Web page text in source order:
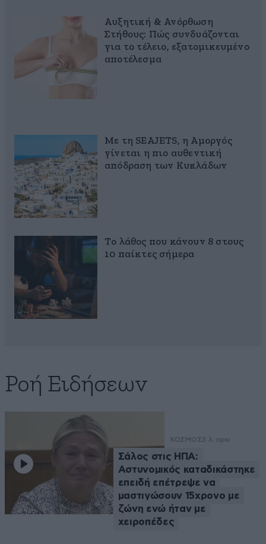
Αυξητική & Ανόρθωση
Στήθους: Πώς συνδυάζονται
για το τέλειο, εξατομικευμένο
αποτέλεσμα
Με τη SEAJETS, η Αμοργός
γίνεται η πιο αυθεντική
απόδραση των Κυκλάδων
Το λάθος που κάνουν 8 στους
10 παίκτες σήμερα
Ροή Ειδήσεων
ΚΟΣΜΟΣ3 λ. πριν
Σάλος στις ΗΠΑ:
Αστυνομικός καταδικάστηκε
επειδή επέτρεψε να
μαστιγώσουν 15χρονο με
ζώνη ενώ ήταν με
χειροπέδες